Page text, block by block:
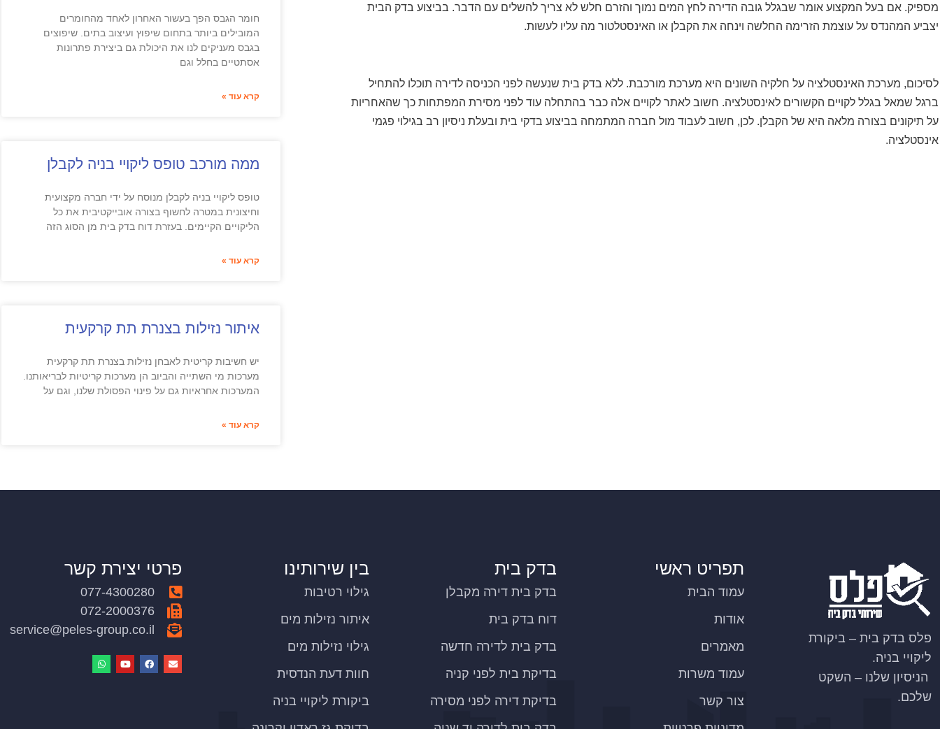
מספיק. אם בעל המקצוע אומר שבגלל גובה הדירה לחץ המים נמוך והזרם חלש לא צריך להשלים עם הדבר. בביצוע בדק הבית
יצביע המהנדס על עוצמת הזרימה החלשה וינחה את הקבלן או האינסטלטור מה עליו לעשות.
לסיכום, מערכת האינסטלציה על חלקיה השונים היא מערכת מורכבת. ללא בדק בית שנעשה לפני הכניסה לדירה תוכלו להתחיל
ברגל שמאל בגלל לקויים הקשורים לאינסטלציה. חשוב לאתר לקויים אלה כבר בהתחלה עוד לפני מסירת המפתחות כך שהאחריות
על תיקונים בצורה מלאה היא של הקבלן. לכן, חשוב לעבוד מול חברה המתמחה בביצוע בדקי בית ובעלת ניסיון רב בגילוי פגמי
אינסטלציה.
חומר הגבס הפך בעשור האחרון לאחד מהחומרים
המובילים ביותר בתחום שיפוץ ועיצוב בתים. שיפוצים
בגבס מעניקים לנו את היכולת גם ביצירת פתרונות
אסתטיים בחלל וגם
קרא עוד »
ממה מורכב טופס ליקויי בניה לקבלן
טופס ליקויי בניה לקבלן מנוסח על ידי חברה מקצועית
וחיצונית במטרה לחשוף בצורה אובייקטיבית את כל
הליקויים הקיימים. בעזרת דוח בדק בית מן הסוג הזה
קרא עוד »
איתור נזילות בצנרת תת קרקעית
יש חשיבות קריטית לאבחן נזילות בצנרת תת קרקעית
מערכות מי השתייה והביוב הן מערכות קריטיות לבריאותנו.
המערכות אחראיות גם על פינוי הפסולת שלנו, וגם על
קרא עוד »
פלס בדק בית – ביקורת
ליקויי בניה.
הניסיון שלנו – השקט
שלכם.
תפריט ראשי
עמוד הבית
אודות
מאמרים
עמוד משרות
צור קשר
בדק בית
בדק בית דירה מקבלן
דוח בדק בית
בדק בית לדירה חדשה
בדיקת בית לפני קניה
בדיקת דירה לפני מסירה
בין שירותינו
גילוי רטיבות
איתור נזילות מים
גילוי נזילות מים
חוות דעת הנדסית
ביקורת ליקויי בניה
פרטי יצירת קשר
077-4300280
072-2000376
service@peles-group.co.il